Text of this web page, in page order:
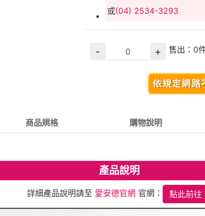
或(04) 2534-3293
- + 售出： 0
商品規格 購物說明
產品說明
詳細產品說明請至 愛安德官網 官網： 點此前往